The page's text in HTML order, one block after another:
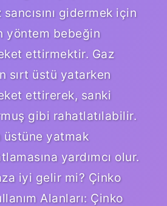
gidermek için
yöntem bebeğin
ettirmektir. Gaz
sırt üstü yatarken
ettirerek, sanki
gibi rahatlatılabilir.
üstüne yatmak
yardımcı olur.
iyi gelir mi? Çinko
Alanları: Çinko